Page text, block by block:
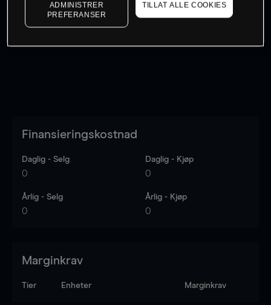
Kursene er veiledende.Log in
Finansieringskostnad
Daglig - Selg
0
Daglig - Kjøp
0
Årlig - Selg
0
Årlig - Kjøp
0
Marginkrav
Tier Enheter Marginkrav
ADMINISTRER
PREFERANSER
TILLAT ALLE COOKIES